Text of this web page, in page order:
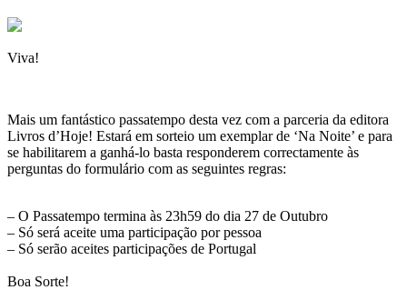
Viva!
Mais um fantástico passatempo desta vez com a parceria da editora
Livros d’Hoje! Estará em sorteio um exemplar de ‘Na Noite’ e para
se habilitarem a ganhá-lo basta responderem correctamente às
perguntas do formulário com as seguintes regras:
– O Passatempo termina às 23h59 do dia 27 de Outubro
– Só será aceite uma participação por pessoa
– Só serão aceites participações de Portugal
Boa Sorte!